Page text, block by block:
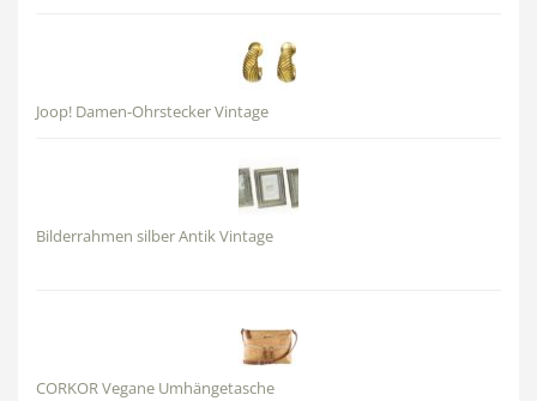
Joop! Damen-Ohrstecker Vintage
Bilderrahmen silber Antik Vintage
CORKOR Vegane Umhängetasche